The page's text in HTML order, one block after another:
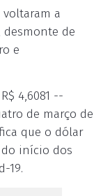
voltaram a
desmonte de
e
4,6081 --
de março de
que o dólar
início dos
19.